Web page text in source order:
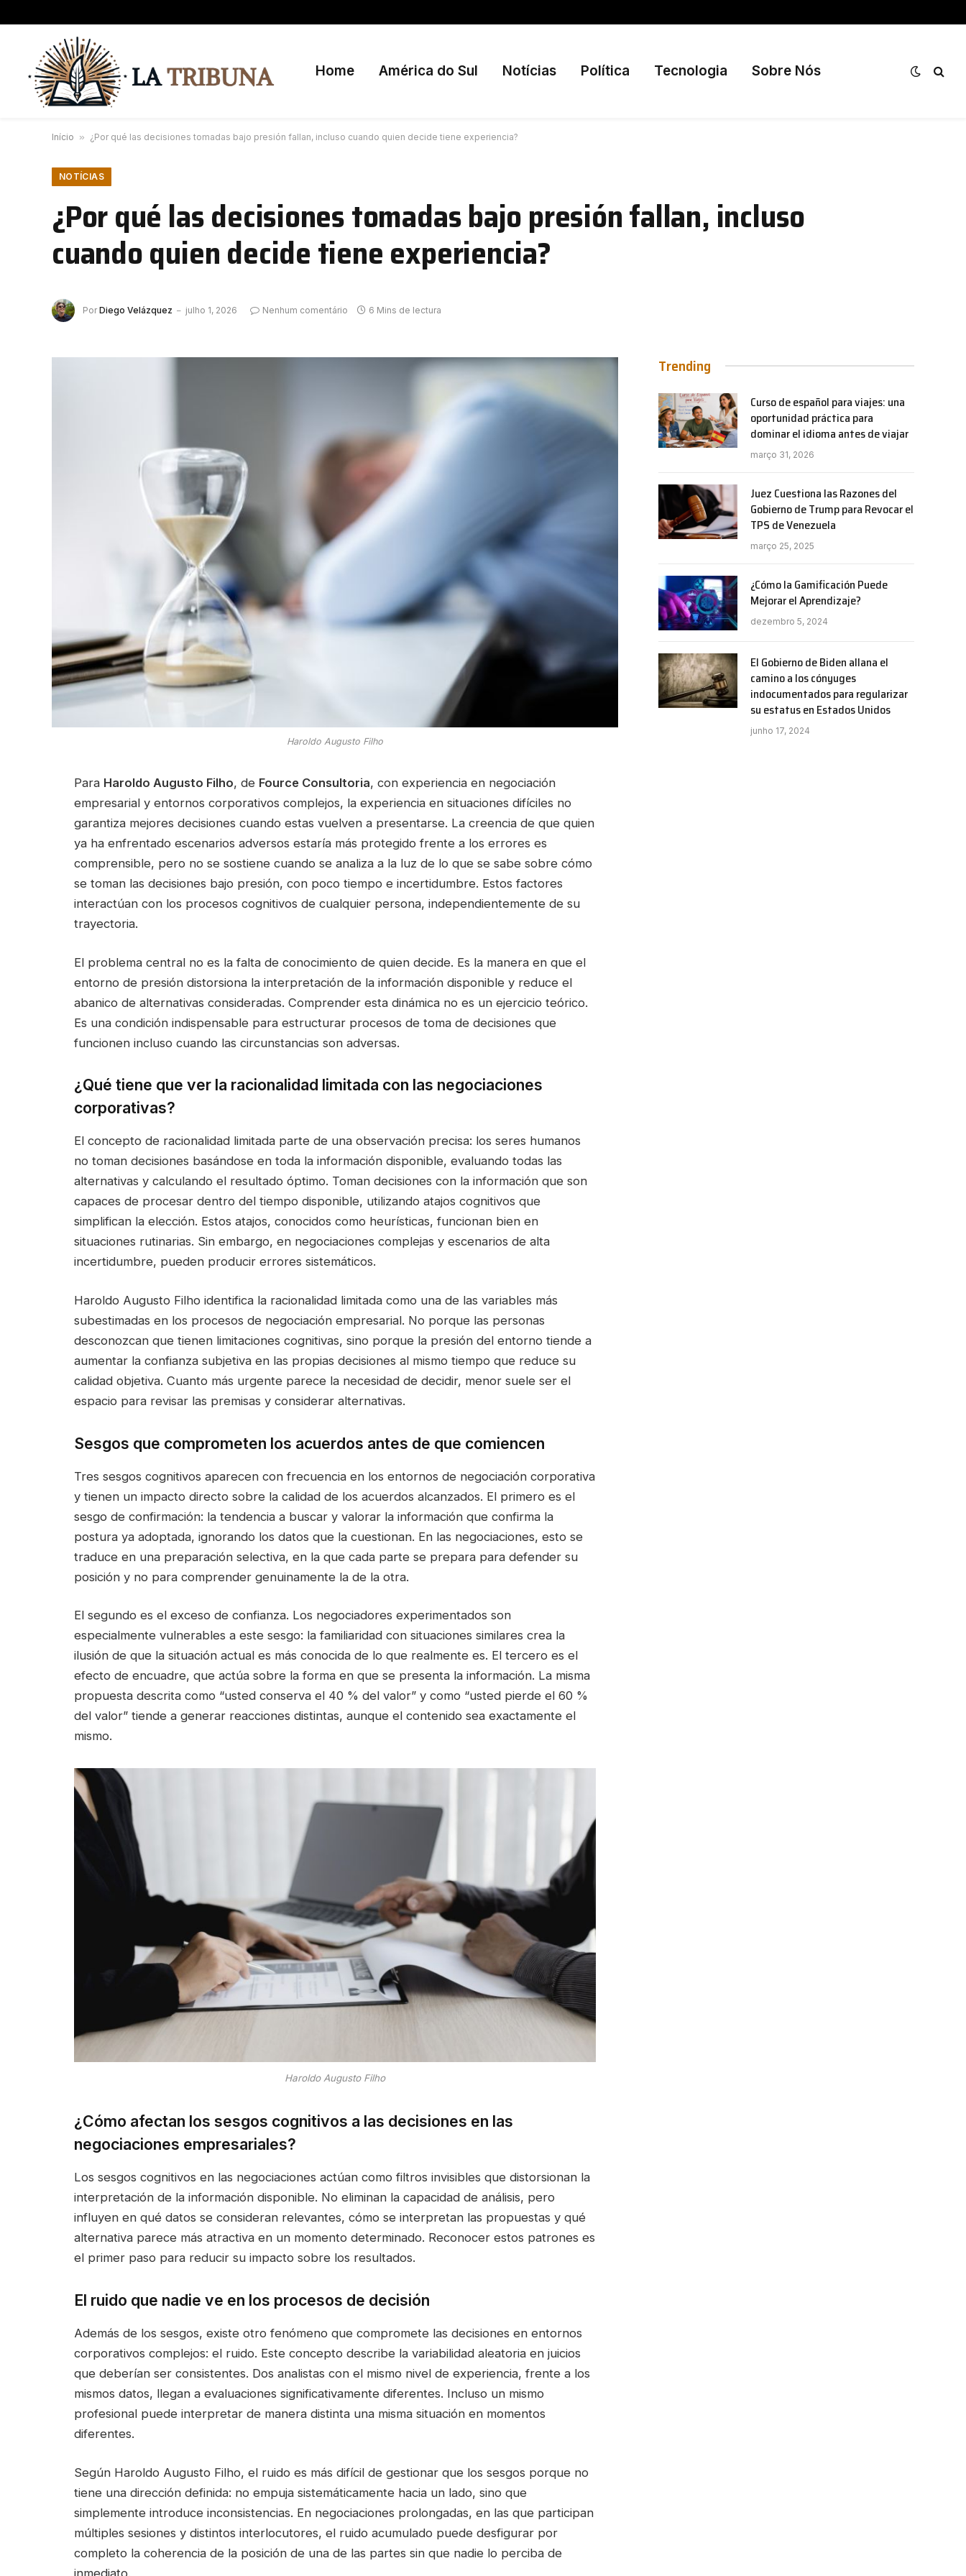
Home América do Sul Notícias Política Tecnologia Sobre Nós
Início » ¿Por qué las decisiones tomadas bajo presión fallan, incluso cuando quien decide tiene experiencia?
NOTÍCIAS
¿Por qué las decisiones tomadas bajo presión fallan, incluso
cuando quien decide tiene experiencia?
Por Diego Velázquez julho 1, 2026 Nenhum comentário 6 Mins de lectura
Haroldo Augusto Filho
Para Haroldo Augusto Filho, de Fource Consultoria, con experiencia en negociación
empresarial y entornos corporativos complejos, la experiencia en situaciones difíciles no
garantiza mejores decisiones cuando estas vuelven a presentarse. La creencia de que quien
ya ha enfrentado escenarios adversos estaría más protegido frente a los errores es
comprensible, pero no se sostiene cuando se analiza a la luz de lo que se sabe sobre cómo
se toman las decisiones bajo presión, con poco tiempo e incertidumbre. Estos factores
interactúan con los procesos cognitivos de cualquier persona, independientemente de su
trayectoria.
El problema central no es la falta de conocimiento de quien decide. Es la manera en que el
entorno de presión distorsiona la interpretación de la información disponible y reduce el
abanico de alternativas consideradas. Comprender esta dinámica no es un ejercicio teórico.
Es una condición indispensable para estructurar procesos de toma de decisiones que
funcionen incluso cuando las circunstancias son adversas.
¿Qué tiene que ver la racionalidad limitada con las negociaciones
corporativas?
El concepto de racionalidad limitada parte de una observación precisa: los seres humanos
no toman decisiones basándose en toda la información disponible, evaluando todas las
alternativas y calculando el resultado óptimo. Toman decisiones con la información que son
capaces de procesar dentro del tiempo disponible, utilizando atajos cognitivos que
simplifican la elección. Estos atajos, conocidos como heurísticas, funcionan bien en
situaciones rutinarias. Sin embargo, en negociaciones complejas y escenarios de alta
incertidumbre, pueden producir errores sistemáticos.
Haroldo Augusto Filho identifica la racionalidad limitada como una de las variables más
subestimadas en los procesos de negociación empresarial. No porque las personas
desconozcan que tienen limitaciones cognitivas, sino porque la presión del entorno tiende a
aumentar la confianza subjetiva en las propias decisiones al mismo tiempo que reduce su
calidad objetiva. Cuanto más urgente parece la necesidad de decidir, menor suele ser el
espacio para revisar las premisas y considerar alternativas.
Sesgos que comprometen los acuerdos antes de que comiencen
Tres sesgos cognitivos aparecen con frecuencia en los entornos de negociación corporativa
y tienen un impacto directo sobre la calidad de los acuerdos alcanzados. El primero es el
sesgo de confirmación: la tendencia a buscar y valorar la información que confirma la
postura ya adoptada, ignorando los datos que la cuestionan. En las negociaciones, esto se
traduce en una preparación selectiva, en la que cada parte se prepara para defender su
posición y no para comprender genuinamente la de la otra.
El segundo es el exceso de confianza. Los negociadores experimentados son
especialmente vulnerables a este sesgo: la familiaridad con situaciones similares crea la
ilusión de que la situación actual es más conocida de lo que realmente es. El tercero es el
efecto de encuadre, que actúa sobre la forma en que se presenta la información. La misma
propuesta descrita como “usted conserva el 40 % del valor” y como “usted pierde el 60 %
del valor” tiende a generar reacciones distintas, aunque el contenido sea exactamente el
mismo.
Haroldo Augusto Filho
¿Cómo afectan los sesgos cognitivos a las decisiones en las
negociaciones empresariales?
Los sesgos cognitivos en las negociaciones actúan como filtros invisibles que distorsionan la
interpretación de la información disponible. No eliminan la capacidad de análisis, pero
influyen en qué datos se consideran relevantes, cómo se interpretan las propuestas y qué
alternativa parece más atractiva en un momento determinado. Reconocer estos patrones es
el primer paso para reducir su impacto sobre los resultados.
El ruido que nadie ve en los procesos de decisión
Además de los sesgos, existe otro fenómeno que compromete las decisiones en entornos
corporativos complejos: el ruido. Este concepto describe la variabilidad aleatoria en juicios
que deberían ser consistentes. Dos analistas con el mismo nivel de experiencia, frente a los
mismos datos, llegan a evaluaciones significativamente diferentes. Incluso un mismo
profesional puede interpretar de manera distinta una misma situación en momentos
diferentes.
Según Haroldo Augusto Filho, el ruido es más difícil de gestionar que los sesgos porque no
tiene una dirección definida: no empuja sistemáticamente hacia un lado, sino que
simplemente introduce inconsistencias. En negociaciones prolongadas, en las que participan
múltiples sesiones y distintos interlocutores, el ruido acumulado puede desfigurar por
completo la coherencia de la posición de una de las partes sin que nadie lo perciba de
inmediato.
Trending
Curso de español para viajes: una
oportunidad práctica para
dominar el idioma antes de viajar
março 31, 2026
Juez Cuestiona las Razones del
Gobierno de Trump para Revocar el
TPS de Venezuela
março 25, 2025
¿Cómo la Gamificación Puede
Mejorar el Aprendizaje?
dezembro 5, 2024
El Gobierno de Biden allana el
camino a los cónyuges
indocumentados para regularizar
su estatus en Estados Unidos
junho 17, 2024